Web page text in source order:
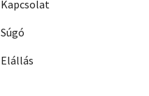
Kapcsolat
Súgó
Elállás